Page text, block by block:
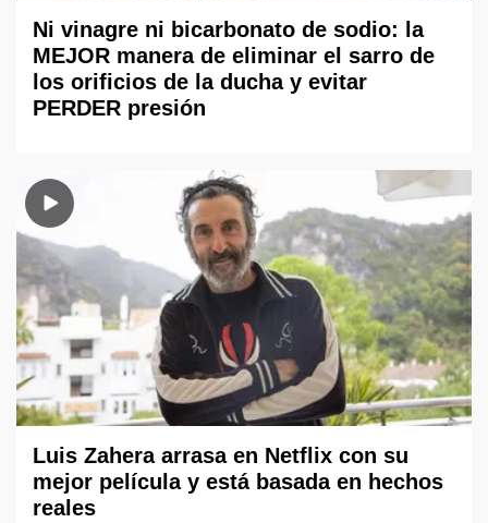
Ni vinagre ni bicarbonato de sodio: la
MEJOR manera de eliminar el sarro de
los orificios de la ducha y evitar
PERDER presión
Luis Zahera arrasa en Netflix con su
mejor película y está basada en hechos
reales